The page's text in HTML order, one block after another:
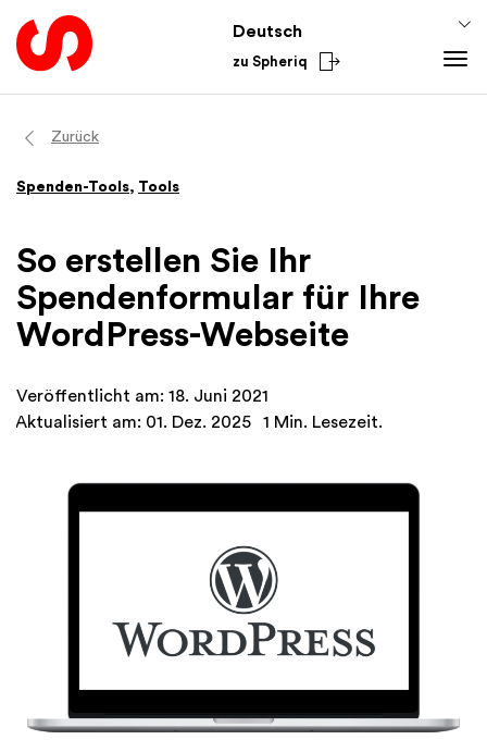
Deutsch
zu Spheriq
Verzeichnis
Recherche
Spenden-Tools
Netzwerke
Förderwissen
National
Zurück
Spenden-Tools, Tools
So erstellen Sie Ihr
Spendenformular für Ihre
WordPress-Webseite
Veröffentlicht am: 18. Juni 2021
Aktualisiert am: 01. Dez. 2025
1 Min. Lesezeit.